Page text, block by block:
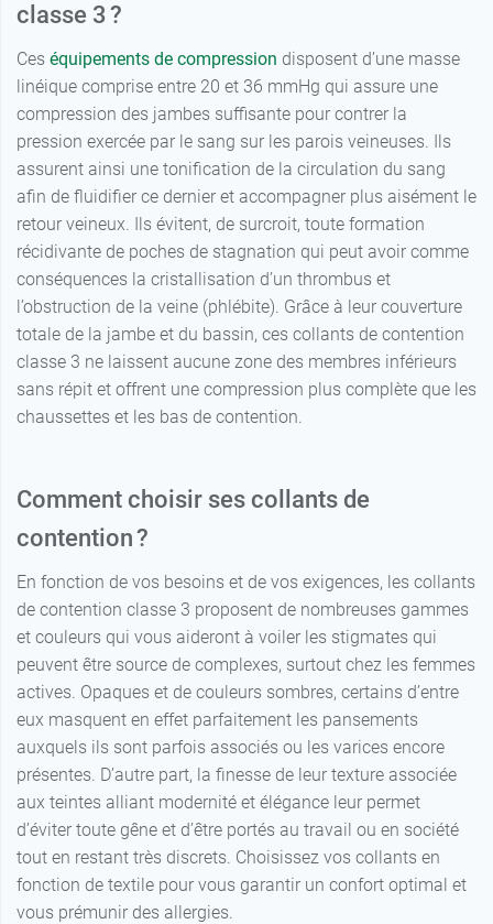
Beige naturel
29,99 €
classe 3 ?
Ces équipements de compression disposent d’une masse
linéique comprise entre 20 et 36 mmHg qui assure une
compression des jambes suffisante pour contrer la
pression exercée par le sang sur les parois veineuses. Ils
assurent ainsi une tonification de la circulation du sang
afin de fluidifier ce dernier et accompagner plus aisément le
retour veineux. Ils évitent, de surcroit, toute formation
récidivante de poches de stagnation qui peut avoir comme
conséquences la cristallisation d’un thrombus et
l’obstruction de la veine (phlébite). Grâce à leur couverture
totale de la jambe et du bassin, ces collants de contention
classe 3 ne laissent aucune zone des membres inférieurs
sans répit et offrent une compression plus complète que les
chaussettes et les bas de contention.
Comment choisir ses collants de
contention ?
En fonction de vos besoins et de vos exigences, les collants
de contention classe 3 proposent de nombreuses gammes
et couleurs qui vous aideront à voiler les stigmates qui
peuvent être source de complexes, surtout chez les femmes
actives. Opaques et de couleurs sombres, certains d’entre
eux masquent en effet parfaitement les pansements
auxquels ils sont parfois associés ou les varices encore
présentes. D’autre part, la finesse de leur texture associée
aux teintes alliant modernité et élégance leur permet
d’éviter toute gêne et d’être portés au travail ou en société
tout en restant très discrets. Choisissez vos collants en
fonction de textile pour vous garantir un confort optimal et
vous prémunir des allergies.